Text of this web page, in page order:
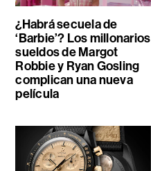
¿Habrá secuela de
‘Barbie’? Los millonarios
sueldos de Margot
Robbie y Ryan Gosling
complican una nueva
película